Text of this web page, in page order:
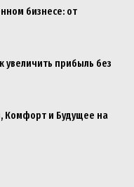
бизнесе: от
прибыль без
Комфорт и Будущее на